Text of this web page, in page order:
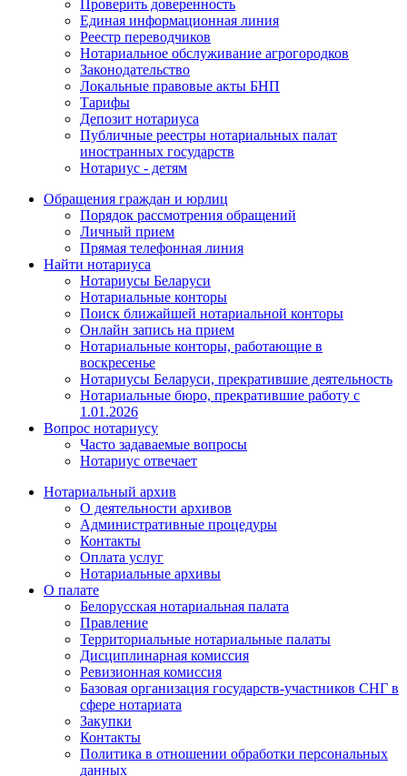
Проверить доверенность
Единая информационная линия
Реестр переводчиков
Нотариальное обслуживание агрогородков
Законодательство
Локальные правовые акты БНП
Тарифы
Депозит нотариуса
Публичные реестры нотариальных палат
иностранных государств
Нотариус - детям
Обращения граждан и юрлиц
Порядок рассмотрения обращений
Личный прием
Прямая телефонная линия
Найти нотариуса
Нотариусы Беларуси
Нотариальные конторы
Поиск ближайшей нотариальной конторы
Онлайн запись на прием
Нотариальные конторы, работающие в
воскресенье
Нотариусы Беларуси, прекратившие деятельность
Нотариальные бюро, прекратившие работу с
1.01.2026
Вопрос нотариусу
Часто задаваемые вопросы
Нотариус отвечает
Нотариальный архив
О деятельности архивов
Административные процедуры
Контакты
Оплата услуг
Нотариальные архивы
О палате
Белорусская нотариальная палата
Правление
Территориальные нотариальные палаты
Дисциплинарная комиссия
Ревизионная комиссия
Базовая организация государств-участников СНГ в
сфере нотариата
Закупки
Контакты
Политика в отношении обработки персональных
данных